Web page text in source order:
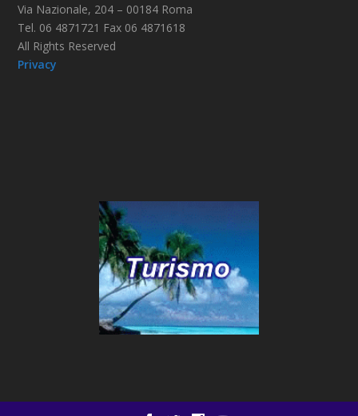
Via Nazionale, 204 – 00184 Roma
Tel. 06 4871721 Fax 06 4871618
All Rights Reserved
Privacy